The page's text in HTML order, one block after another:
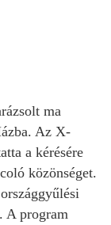
ma
Az X-
a kérésére
közönséget.
A program